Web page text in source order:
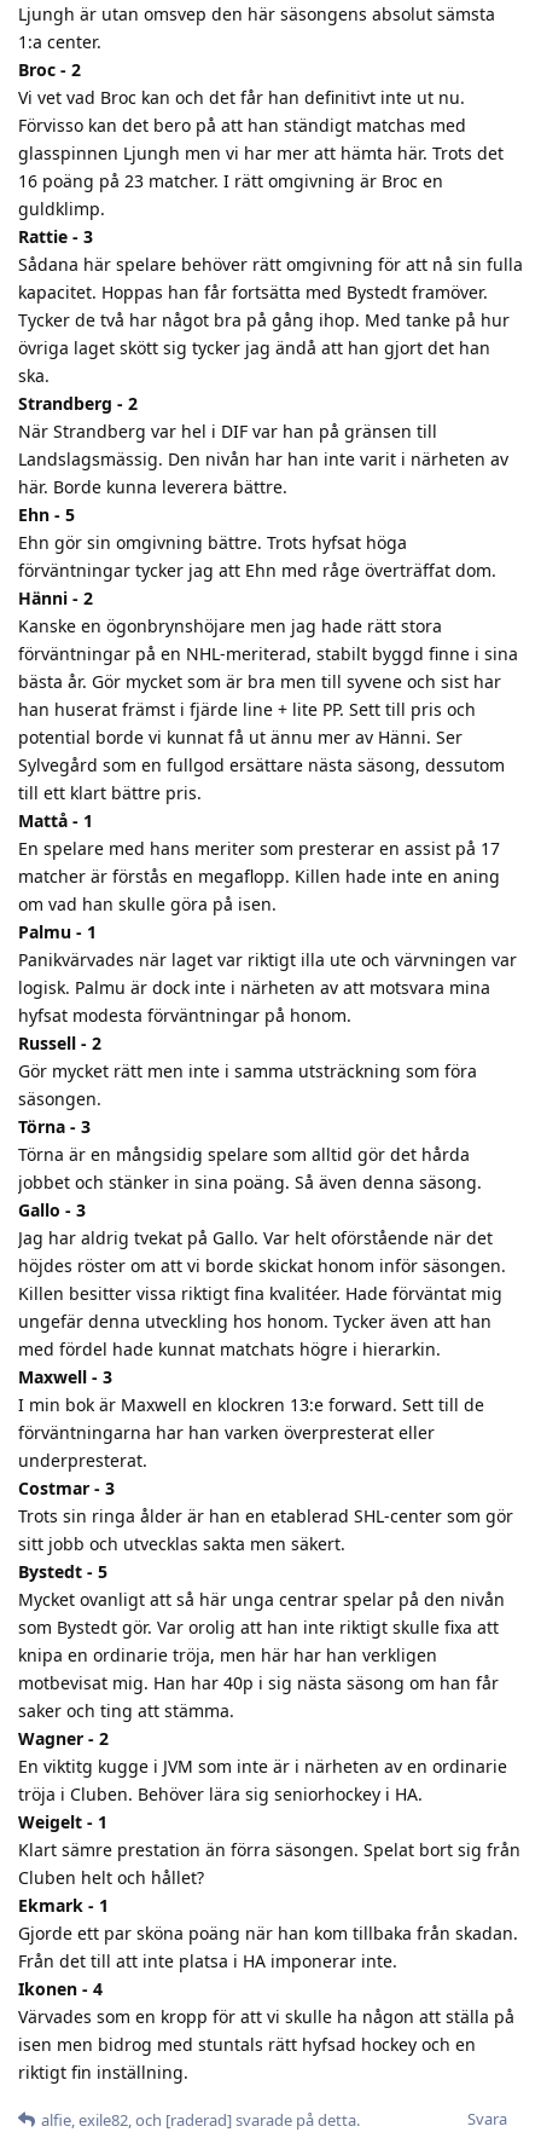
Ljungh är utan omsvep den här säsongens absolut sämsta
1:a center.
Broc - 2
Vi vet vad Broc kan och det får han definitivt inte ut nu.
Förvisso kan det bero på att han ständigt matchas med
glasspinnen Ljungh men vi har mer att hämta här. Trots det
16 poäng på 23 matcher. I rätt omgivning är Broc en
guldklimp.
Rattie - 3
Sådana här spelare behöver rätt omgivning för att nå sin fulla
kapacitet. Hoppas han får fortsätta med Bystedt framöver.
Tycker de två har något bra på gång ihop. Med tanke på hur
övriga laget skött sig tycker jag ändå att han gjort det han
ska.
Strandberg - 2
När Strandberg var hel i DIF var han på gränsen till
Landslagsmässig. Den nivån har han inte varit i närheten av
här. Borde kunna leverera bättre.
Ehn - 5
Ehn gör sin omgivning bättre. Trots hyfsat höga
förväntningar tycker jag att Ehn med råge överträffat dom.
Hänni - 2
Kanske en ögonbrynshöjare men jag hade rätt stora
förväntningar på en NHL-meriterad, stabilt byggd finne i sina
bästa år. Gör mycket som är bra men till syvene och sist har
han huserat främst i fjärde line + lite PP. Sett till pris och
potential borde vi kunnat få ut ännu mer av Hänni. Ser
Sylvegård som en fullgod ersättare nästa säsong, dessutom
till ett klart bättre pris.
Mattå - 1
En spelare med hans meriter som presterar en assist på 17
matcher är förstås en megaflopp. Killen hade inte en aning
om vad han skulle göra på isen.
Palmu - 1
Panikvärvades när laget var riktigt illa ute och värvningen var
logisk. Palmu är dock inte i närheten av att motsvara mina
hyfsat modesta förväntningar på honom.
Russell - 2
Gör mycket rätt men inte i samma utsträckning som föra
säsongen.
Törna - 3
Törna är en mångsidig spelare som alltid gör det hårda
jobbet och stänker in sina poäng. Så även denna säsong.
Gallo - 3
Jag har aldrig tvekat på Gallo. Var helt oförstående när det
höjdes röster om att vi borde skickat honom inför säsongen.
Killen besitter vissa riktigt fina kvalitéer. Hade förväntat mig
ungefär denna utveckling hos honom. Tycker även att han
med fördel hade kunnat matchats högre i hierarkin.
Maxwell - 3
I min bok är Maxwell en klockren 13:e forward. Sett till de
förväntningarna har han varken överpresterat eller
underpresterat.
Costmar - 3
Trots sin ringa ålder är han en etablerad SHL-center som gör
sitt jobb och utvecklas sakta men säkert.
Bystedt - 5
Mycket ovanligt att så här unga centrar spelar på den nivån
som Bystedt gör. Var orolig att han inte riktigt skulle fixa att
knipa en ordinarie tröja, men här har han verkligen
motbevisat mig. Han har 40p i sig nästa säsong om han får
saker och ting att stämma.
Wagner - 2
En viktitg kugge i JVM som inte är i närheten av en ordinarie
tröja i Cluben. Behöver lära sig seniorhockey i HA.
Weigelt - 1
Klart sämre prestation än förra säsongen. Spelat bort sig från
Cluben helt och hållet?
Ekmark - 1
Gjorde ett par sköna poäng när han kom tillbaka från skadan.
Från det till att inte platsa i HA imponerar inte.
Ikonen - 4
Värvades som en kropp för att vi skulle ha någon att ställa på
isen men bidrog med stuntals rätt hyfsad hockey och en
riktigt fin inställning.
Svara
alfie,exile82, och [raderad]svarade på detta.